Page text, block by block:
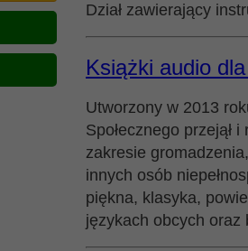
Dział zawierający
Książki audio
Utworzony w 2013
Społecznego przejął
zakresie
innych osób
piękna, klasyka,
językach obcych oraz